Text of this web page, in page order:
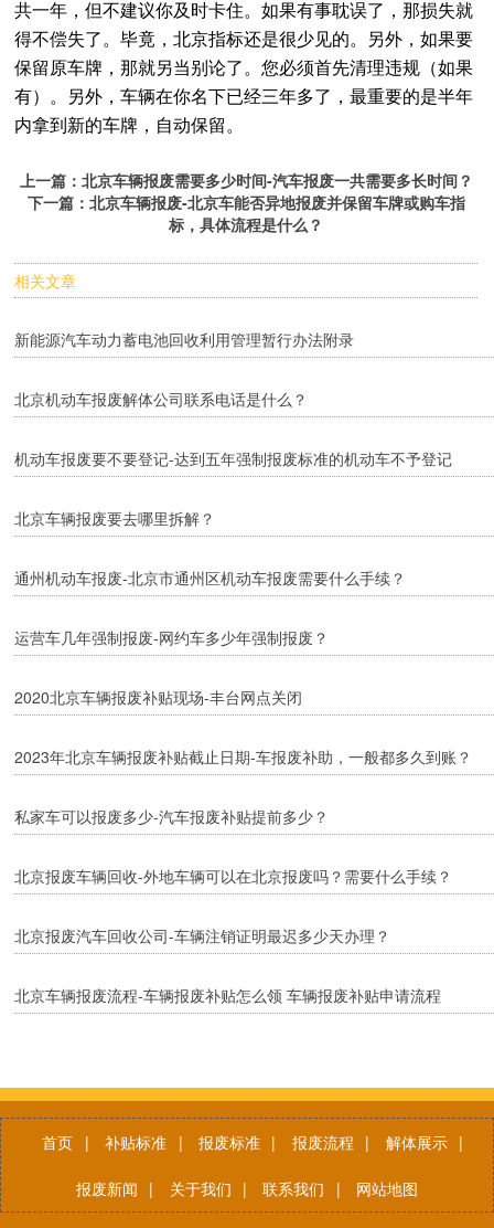
共一年，但不建议你及时卡住。如果有事耽误了，那损失就
得不偿失了。毕竟，北京指标还是很少见的。另外，如果要
保留原车牌，那就另当别论了。您必须首先清理违规（如果
有）。另外，车辆在你名下已经三年多了，最重要的是半年
内拿到新的车牌，自动保留。
上一篇： 北京车辆报废需要多少时间-汽车报废一共需要多长时间？
下一篇： 北京车辆报废-北京车能否异地报废并保留车牌或购车指
标，具体流程是什么？
相关文章
新能源汽车动力蓄电池回收利用管理暂行办法附录
北京机动车报废解体公司联系电话是什么？
机动车报废要不要登记-达到五年强制报废标准的机动车不予登记
北京车辆报废要去哪里拆解？
通州机动车报废-北京市通州区机动车报废需要什么手续？
运营车几年强制报废-网约车多少年强制报废？
2020北京车辆报废补贴现场-丰台网点关闭
2023年北京车辆报废补贴截止日期-车报废补助，一般都多久到账？
私家车可以报废多少-汽车报废补贴提前多少？
北京报废车辆回收-外地车辆可以在北京报废吗？需要什么手续？
北京报废汽车回收公司-车辆注销证明最迟多少天办理？
北京车辆报废流程-车辆报废补贴怎么领 车辆报废补贴申请流程
首页 | 补贴标准 | 报废标准 | 报废流程 | 解体展示 |
报废新闻 | 关于我们 | 联系我们 | 网站地图